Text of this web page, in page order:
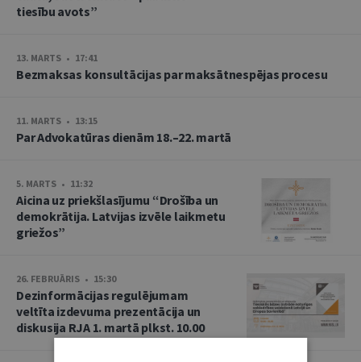
tiesību avots”
13. MARTS • 17:41
Bezmaksas konsultācijas par maksātnespējas procesu
11. MARTS • 13:15
Par Advokatūras dienām 18.–22. martā
5. MARTS • 11:32
Aicina uz priekšlasījumu “Drošība un
demokrātija. Latvijas izvēle laikmetu
griežos”
26. FEBRUĀRIS • 15:30
Dezinformācijas regulējumam
veltīta izdevuma prezentācija un
diskusija RJA 1. martā plkst. 10.00